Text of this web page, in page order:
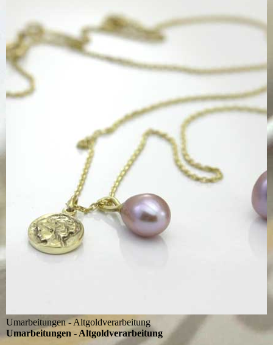
Umarbeitungen - Altgoldverarbeitung
Umarbeitungen - Altgoldverarbeitung